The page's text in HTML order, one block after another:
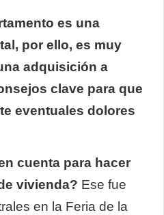
es una
por ello, es muy
adquisición a
clave para que
eventuales dolores
cuenta para hacer
vivienda? Ese fue
en la Feria de la